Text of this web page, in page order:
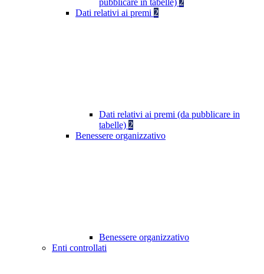
pubblicare in tabelle) 2
Dati relativi ai premi 2
Dati relativi ai premi (da pubblicare in
tabelle) 2
Benessere organizzativo
Benessere organizzativo
Enti controllati